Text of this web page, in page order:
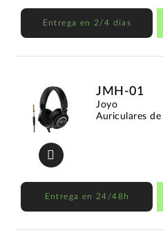
Entrega en 2/4 días
JMH-01
Joyo
Auriculares
Entrega en 24/48h